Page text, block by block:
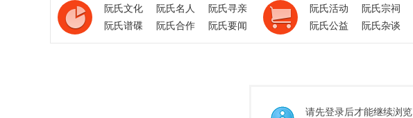
阮氏文化 阮氏名人
阮氏寻亲
阮氏谱碟
阮氏合作 阮氏要闻
阮氏活动 阮氏宗祠
阮氏公益
阮氏杂谈
请先登录后才能继续浏览